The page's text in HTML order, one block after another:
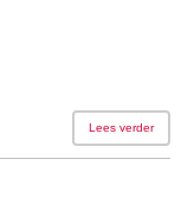
Lees verder